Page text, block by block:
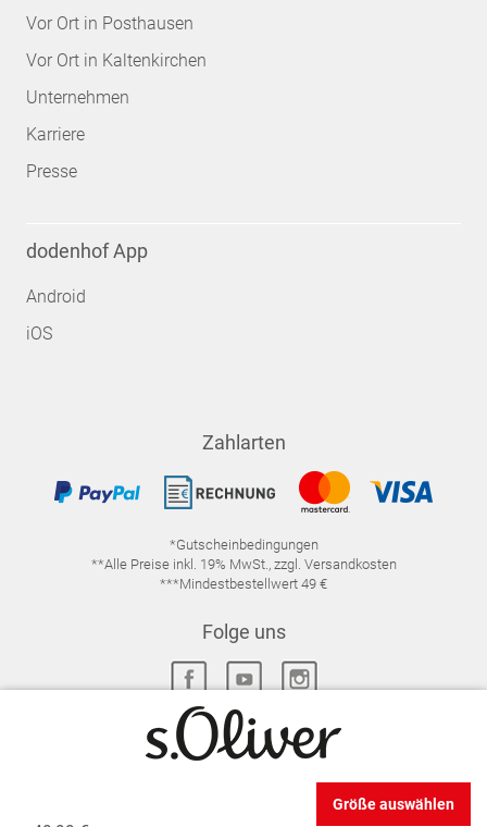
Größe auswählen
Vor Ort in Posthausen
Vor Ort in Kaltenkirchen
Unternehmen
Karriere
Presse
dodenhof App
Android
iOS
Zahlarten
*Gutscheinbedingungen
**Alle Preise inkl. 19% MwSt., zzgl. Versandkosten
***Mindestbestellwert 49 €
Folge uns
DATENSCHUTZ-EINSTELLUNGEN
WIDERRUFSRECHT